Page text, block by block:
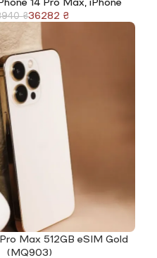
₴36282 ₴
Max 512GB eSIM Gold
(MQ903)